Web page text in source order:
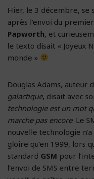
Hier, le 3 décembre, se
après l’envoi du
Papworth, et
le texto disait « Joyeux
monde »
Douglas Adams, auteur
galactique, disait avec
technologie est un mot
marche pas encore. Le
nouvelle technologie
gloire qu’en 1999, lors
standard GSM pour
l’envoi de SMS entre